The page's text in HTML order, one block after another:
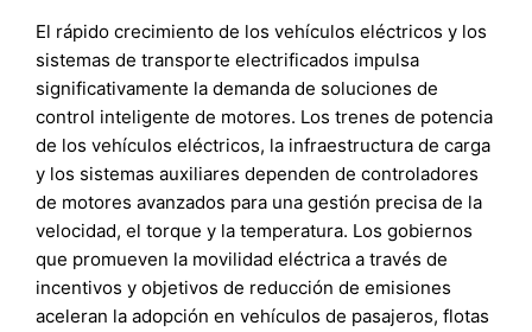
El rápido crecimiento de los vehículos eléctricos y los
sistemas de transporte electrificados impulsa
significativamente la demanda de soluciones de
control inteligente de motores. Los trenes de potencia
de los vehículos eléctricos, la infraestructura de carga
y los sistemas auxiliares dependen de controladores
de motores avanzados para una gestión precisa de la
velocidad, el torque y la temperatura. Los gobiernos
que promueven la movilidad eléctrica a través de
incentivos y objetivos de reducción de emisiones
aceleran la adopción en vehículos de pasajeros, flotas